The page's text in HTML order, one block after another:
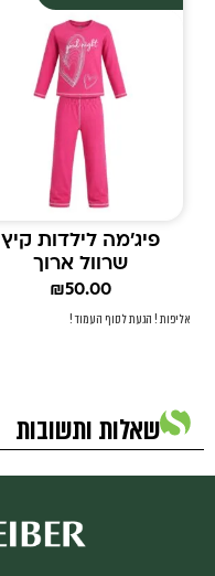
פיג'מה לילדות קיץ
שרוול ארוך
₪50.00
אליפות ! הגעת לסוף העמוד !
שאלות ותשובות